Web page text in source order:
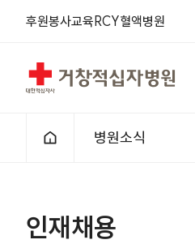
후원봉사교육 RCY혈액병원
거창적십자병원
홈으로
병원소식
인재채용